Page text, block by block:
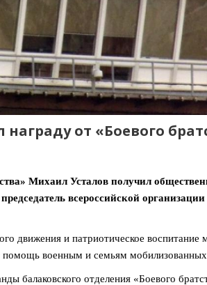
от «Боевого
Михаил Усталов получил
всероссийской
движения и патриотическое воспитание
помощь военным и семьям
балаковского отделения «Боевого